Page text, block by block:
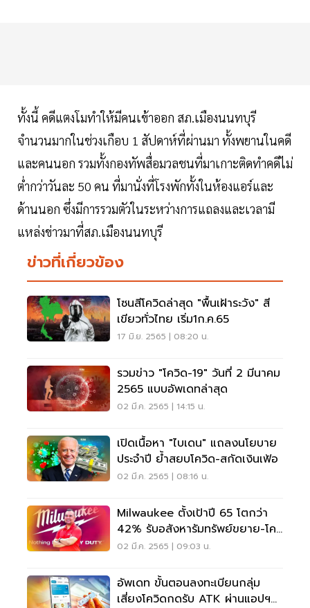
ทั้งนี้ คดีแตงโมทำให้มีคนเข้าออก สภ.เมืองนนทบุรี
จำนวนมากในช่วงเกือบ 1 สัปดาห์ที่ผ่านมา ทั้งพยานในคดี
และคนนอก รวมทั้งกองทัพสื่อมวลชนที่มาเกาะติดทำคดีไม่
ต่ำกว่าวันละ 50 คน ที่มานั่งที่โรงพักทั้งในห้องแอร์และ
ด้านนอก ซึ่งมีการรวมตัวในระหว่างการแถลงและเวลามี
แหล่งข่าวมาที่สภ.เมืองนนทบุรี
ข่าวที่เกี่ยวข้อง
โซนสีโควิดล่าสุด "พื้นเฝ้าระวัง" สี
เขียวทั่วไทย เริ่ม1ก.ค.65
17 มิ.ย. 2565 | 08:20 น.
รวมข่าว "โควิด-19" วันที่ 2 มีนาคม
2565 แบบอัพเดทล่าสุด
02 มี.ค. 2565 | 14:15 น.
เปิดเนื้อหา "ไบเดน" แถลงนโยบาย
ประจำปี ย้ำสยบโควิด-สกัดเงินเฟ้อ
02 มี.ค. 2565 | 08:16 น.
Milwaukee ตั้งเป้าปี 65 โตกว่า
42% รับอสังหารัมทรัพย์ขยาย-โค
วิดไทยคลี่คลาย
02 มี.ค. 2565 | 09:03 น.
อัพเดท ขั้นตอนลงทะเบียนกลุ่ม
เสี่ยงโควิดกดรับ ATK ผ่านแอปฯ